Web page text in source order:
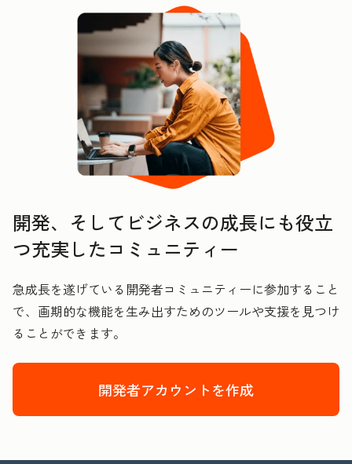
開発、そしてビジネスの成長にも役立
つ充実したコミュニティー
急成長を遂げている開発者コミュニティーに参加すること
で、画期的な機能を生み出すためのツールや支援を見つけ
ることができます。
開発者アカウントを作成